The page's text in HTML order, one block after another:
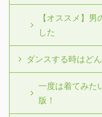
【オススメ】
した
ダンスする時はど
一度は着てみた
版！